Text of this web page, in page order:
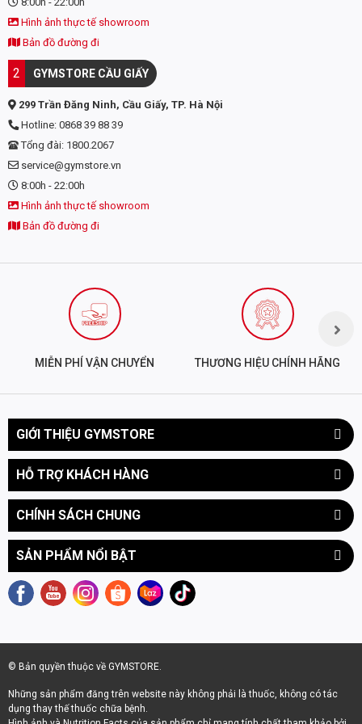
CÔNG DỤNG CỦA HARBINGER POLYPRO DIP
BELT
✓ Giúp tăng cường sức mạnh mà không gây ra bất kì áp lực
nào đến các phần khác trên cơ thể
✓ Hỗ trợ tối đa trong các bài tập kết hợp khối lượng tạ và
Hình ảnh thực tế showroom
Bản đồ đường đi
2 GYMSTORE CẦU GIẤY
299 Trần Đăng Ninh, Cầu Giấy, TP. Hà Nội
Hotline: 0868 39 88 39
Tổng đài: 1800.2067
service@gymstore.vn
8:00h - 22:00h
Hình ảnh thực tế showroom
Bản đồ đường đi
MIỄN PHÍ VẬN CHUYỂN THƯƠNG HIỆU CHÍNH HÃNG
GIỚI THIỆU GYMSTORE
HỖ TRỢ KHÁCH HÀNG
CHÍNH SÁCH CHUNG
SẢN PHẨM NỔI BẬT
© Bản quyền thuộc về GYMSTORE.
Những sản phẩm đăng trên website này không phải là thuốc, không có tác
dụng thay thế thuốc chữa bệnh.